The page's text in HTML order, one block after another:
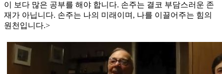
이 보다 많은 공부를 해야 합니다. 손주는 결코 부담스러운 존
재가 아닙니다. 손주는 나의 미래이며, 나를 이끌어주는 힘의
원천입니다.>